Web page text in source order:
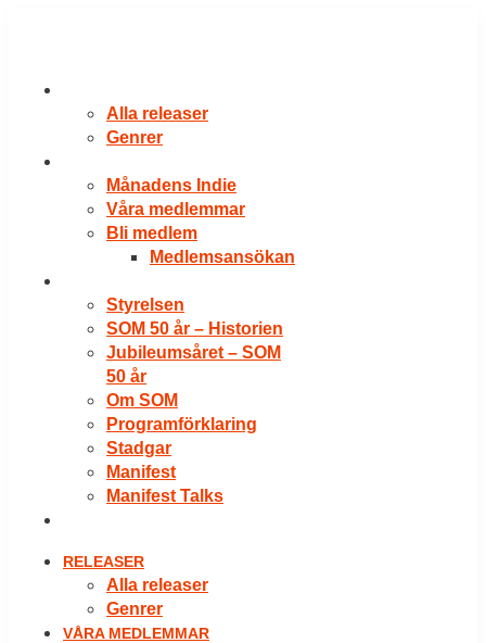
Alla releaser
Genrer
Månadens Indie
Våra medlemmar
Bli medlem
Medlemsansökan
Styrelsen
SOM 50 år – Historien
Jubileumsåret – SOM
50 år
Om SOM
Programförklaring
Stadgar
Manifest
Manifest Talks
RELEASER
Alla releaser
Genrer
VÅRA MEDLEMMAR